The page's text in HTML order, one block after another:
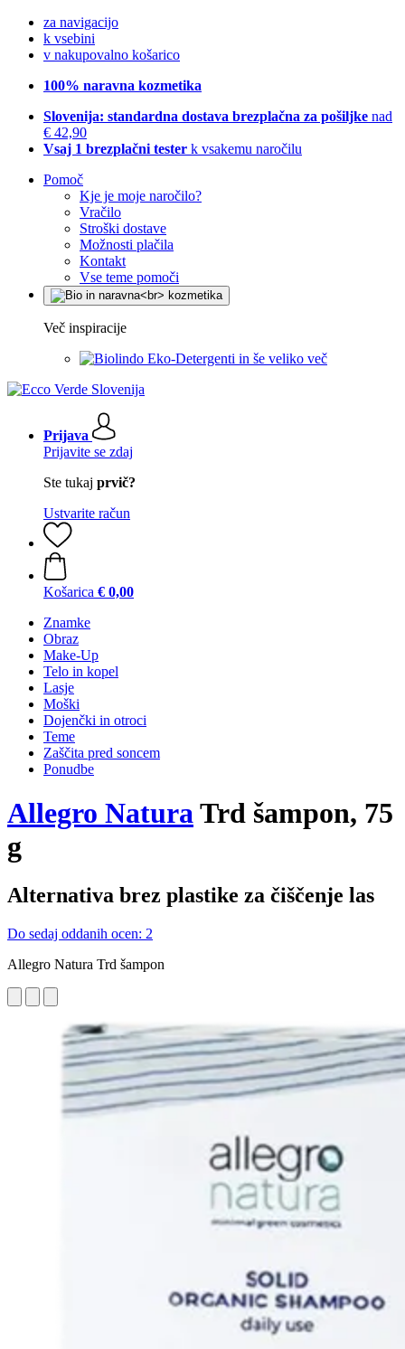
za navigacijo
k vsebini
v nakupovalno košarico
100% naravna kozmetika
Slovenija: standardna dostava brezplačna za pošiljke nad
€ 42,90
Vsaj 1 brezplačni tester k vsakemu naročilu
Pomoč
Kje je moje naročilo?
Vračilo
Stroški dostave
Možnosti plačila
Kontakt
Vse teme pomoči
Več inspiracije
Eko-Detergenti in še veliko več
Prijava
Prijavite se zdaj
Ste tukaj prvič?
Ustvarite račun
Košarica € 0,00
Znamke
Obraz
Make-Up
Telo in kopel
Lasje
Moški
Dojenčki in otroci
Teme
Zaščita pred soncem
Ponudbe
Allegro NaturaTrd šampon, 75
g
Alternativa brez plastike za čiščenje las
Do sedaj oddanih ocen: 2
Allegro Natura Trd šampon